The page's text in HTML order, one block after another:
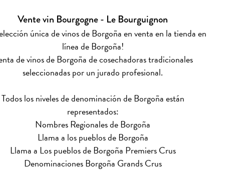
Vente vin Bourgogne - Le Bourguignon
única de vinos de Borgoña en venta en la tienda en
línea de Borgoña!
de vinos de Borgoña de cosechadoras tradicionales
seleccionadas por un jurado profesional.
Todos los niveles de denominación de Borgoña están
representados:
Nombres Regionales de Borgoña
Llama a los pueblos de Borgoña
Llama a Los pueblos de Borgoña Premiers Crus
Denominaciones Borgoña Grands Crus